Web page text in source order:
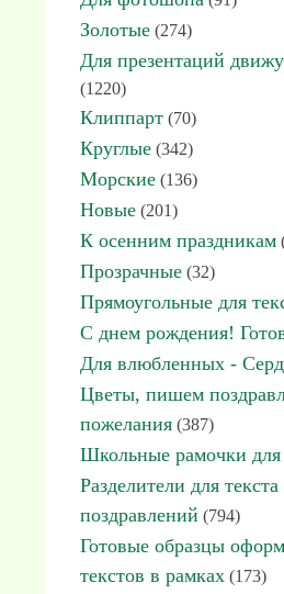
Золотые (274)
Для презентаций
(1220)
Клиппарт (70)
Круглые (342)
Морские (136)
Новые (201)
К осенним праздникам
Прозрачные (32)
Прямоугольные для
С днем рождения!
Для влюбленных -
Цветы, пишем
пожелания (387)
Школьные рамочки
Разделители для
поздравлений (794)
Готовые образцы
текстов в рамках (173)